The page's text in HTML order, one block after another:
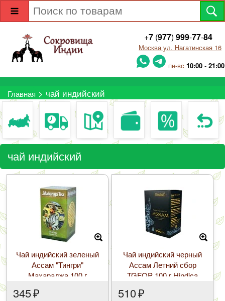
+7(977) 999-77-84
Москва ул. Нагатинская 16
пн-вс 10:00 -21:00
Главная > чай индийский
чай индийский
Чай индийский зеленый
Ассам "Тингри"
Махараджа 100 г
345₽
Чай индийский черный
Ассам Летний сбор
TGFOP 100 г Hindica
510₽